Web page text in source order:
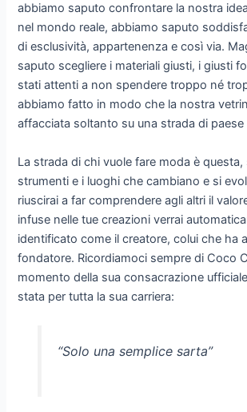
abbiamo saputo confrontare la nostra
nel mondo reale, abbiamo saputo
di esclusività, appartenenza e così via.
saputo scegliere i materiali giusti, i giusti
stati attenti a non spendere troppo né
abbiamo fatto in modo che la nostra
affacciata soltanto su una strada di
La strada di chi vuole fare moda è
strumenti e i luoghi che cambiano e si
riuscirai a far comprendere agli altri il
infuse nelle tue creazioni verrai
identificato come il creatore, colui che ha
fondatore. Ricordiamoci sempre di Coco
momento della sua consacrazione
stata per tutta la sua carriera:
“Solo una semplice sarta”